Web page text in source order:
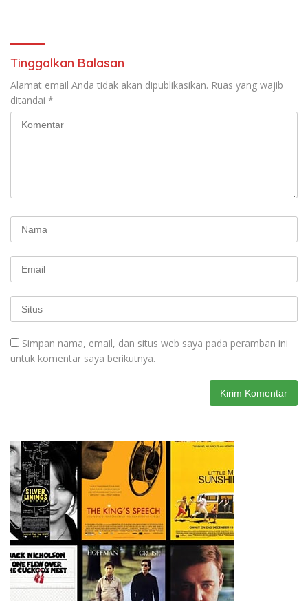
Tinggalkan Balasan
Alamat email Anda tidak akan dipublikasikan. Ruas yang wajib
ditandai *
Simpan nama, email, dan situs web saya pada peramban ini
untuk komentar saya berikutnya.